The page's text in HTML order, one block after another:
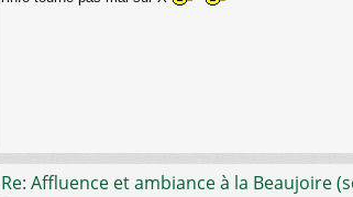
s
Re: Affluence et ambiance à la Beaujoire